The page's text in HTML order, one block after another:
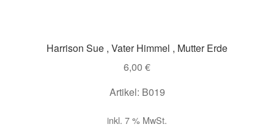
Harrison Sue , Vater Himmel , Mutter Erde
6,00 €
Artikel: B019
inkl. 7 % MwSt.